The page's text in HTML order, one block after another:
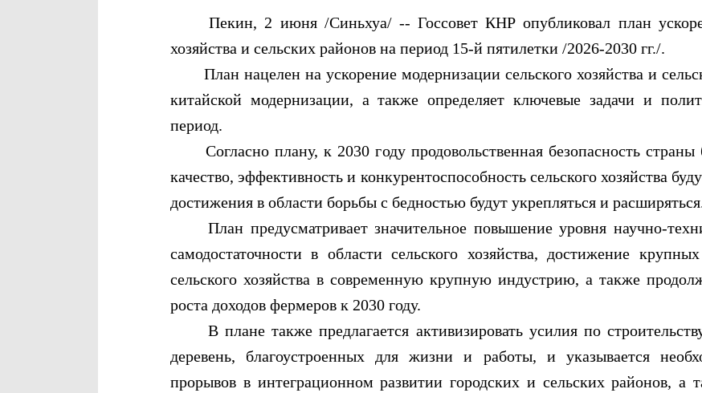
Пекин, 2 июня /Синьхуа/ -- Госсовет КНР опубликовал план
хозяйства и сельских районов на период 15-й пятилетки /2026-2030 гг./.
План нацелен на ускорение модернизации сельского хозяйства и
китайской модернизации, а также определяет ключевые задачи и
период.
Согласно плану, к 2030 году продовольственная безопасность страны
качество, эффективность и конкурентоспособность сельского хозяйства
достижения в области борьбы с бедностью будут укрепляться и
План предусматривает значительное повышение уровня научно-
самодостаточности в области сельского хозяйства, достижение
сельского хозяйства в современную крупную индустрию, а также
роста доходов фермеров к 2030 году.
В плане также предлагается активизировать усилия по
деревень, благоустроенных для жизни и работы, и указывается
прорывов в интеграционном развитии городских и сельских районов, а